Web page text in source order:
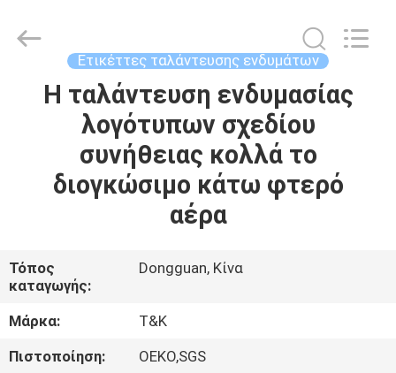
ΣΠΊΤΙ
ΠΡΟΪΌΝΤΑ
ΠΕΡΊΠΟΥ
ΓΎΡΟΣ
ΕΡΓΟΣΤΑΣΊΩΝ
Accessories
Co.,Ltd.
Ετικέττες ταλάντευσης ενδυμάτων
Η ταλάντευση ενδυμασίας
λογότυπων σχεδίου
συνήθειας κολλά το
διογκώσιμο κάτω φτερό
αέρα
Τόπος
καταγωγής:
Dongguan, Κίνα
Μάρκα:
T&K
Πιστοποίηση:
OEKO,SGS